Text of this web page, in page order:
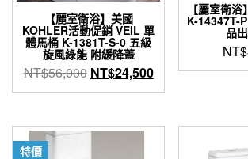
【麗室衛浴】美國
KOHLER活動促銷 VEIL 單
體馬桶 K-1381T-S-0 五級
旋風綠能 附緩降蓋
NT$56,000 原
始
格：
NT$24,500目
前
格：
【麗室衛
K-14347T-
品
NT$
特價